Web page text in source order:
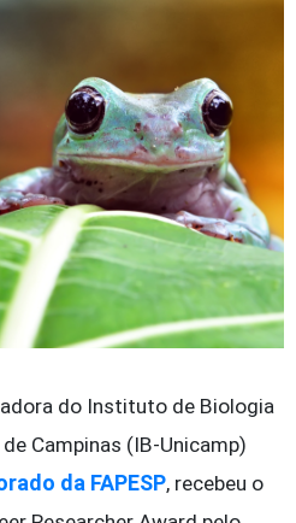
do Instituto de Biologia
Campinas (IB-Unicamp)
da FAPESP, recebeu o